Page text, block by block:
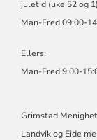
juletid (uke 52 og
Man-Fred 09:00-
Ellers:
Man-Fred 9:00-
Grimstad Menighet
Landvik og Eide